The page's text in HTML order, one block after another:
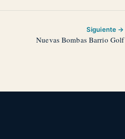
Siguiente →
Nuevas Bombas Barrio Golf